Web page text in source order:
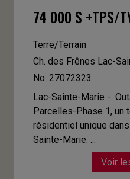
74 000 $ +TPS/
Terre/Terrain
Ch. des Frênes Lac-
No. 27072323
Lac-Sainte-Marie -
Parcelles-Phase 1, un
résidentiel unique
Sainte-Marie. ...
Voir